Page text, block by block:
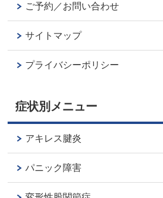
ご予約／お問い合わせ
サイトマップ
プライバシーポリシー
症状別メニュー
アキレス腱炎
パニック障害